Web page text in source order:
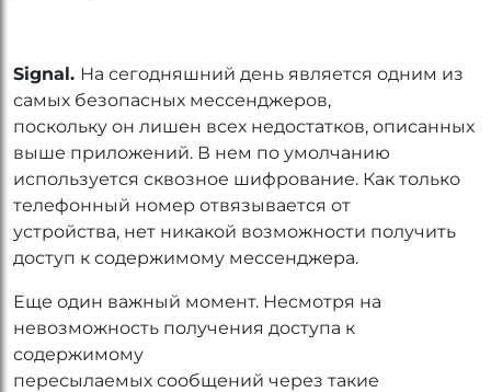
Signal. На сегодняшний день является одним из
самых безопасных мессенджеров,
поскольку он лишен всех недостатков, описанных
выше приложений. В нем по умолчанию
используется сквозное шифрование. Как только
телефонный номер отвязывается от
устройства, нет никакой возможности получить
доступ к содержимому мессенджера.
Еще один важный момент. Несмотря на
невозможность получения доступа к
содержимому
пересылаемых сообщений через такие